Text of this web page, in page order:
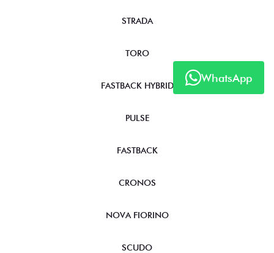
WhatsApp
STRADA
TORO
FASTBACK HYBRID
PULSE
FASTBACK
CRONOS
NOVA FIORINO
SCUDO